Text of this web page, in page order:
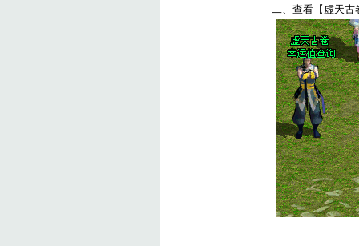
二、查看【虚天古